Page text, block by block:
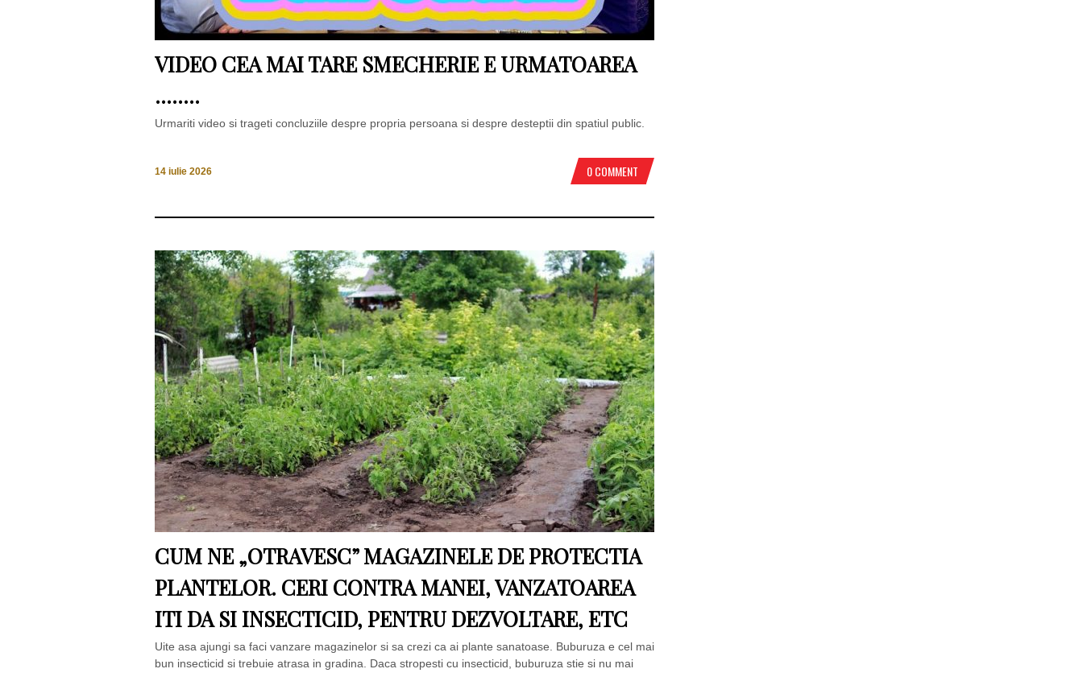
VIDEO CEA MAI TARE SMECHERIE E URMATOAREA
……..
Urmariti video si trageti concluziile despre propria persoana si despre desteptii din spatiul public.
14 iulie 2026 0 COMMENT
CUM NE „OTRAVESC” MAGAZINELE DE PROTECTIA
PLANTELOR. CERI CONTRA MANEI, VANZATOAREA
ITI DA SI INSECTICID, PENTRU DEZVOLTARE, ETC
Uite asa ajungi sa faci vanzare magazinelor si sa crezi ca ai plante sanatoase. Buburuza e cel mai
bun insecticid si trebuie atrasa in gradina. Daca stropesti cu insecticid, buburuza stie si nu mai